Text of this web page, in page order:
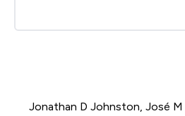
Jonathan D Johnston, José M